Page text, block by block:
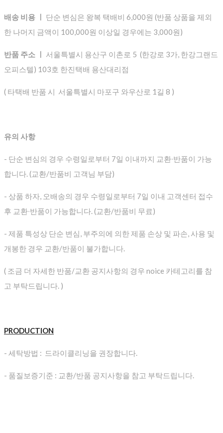
배송 비용 ㅣ
단순 변심은 왕복 택배비 6,000원 (반품 상품을 제외
한 나머지 금액이 100,000원 이상일 경우에는 3,000원)
반품 주소 ㅣ 서울특별시 용산구 이촌로 5 (한강로 3가, 한강그랜드
오피스텔) 103호 한진택배 용산대리점
( 타택배 반품 시 서울특별시 마포구 와우산로 1길 8 )
유의 사항
- 단순 변심의 경우 수령일로부터 7일 이내까지 교환∙반품이 가능
합니다. (교환/반품비 고객님 부담)
- 상품 하자, 오배송의 경우 수령일로부터 7일 이내 고객센터 접수
후 교환∙반품이 가능합니다. (교환/반품비 무료)
- 제품 특성상 단순 변심, 부주의에 의한 제품 손상 및 파손, 사용 및
개봉한 경우 교환/반품이 불가합니다.
( 조금 더 자세한 반품/교환 공지사항의 경우 noice 카테고리를 참
고 부탁드립니다. )
PRODUCTION
- 세탁방법 : 드라이클리닝을 권장합니다.
- 품질보증기준 : 교환/반품 공지사항을 참고 부탁드립니다.